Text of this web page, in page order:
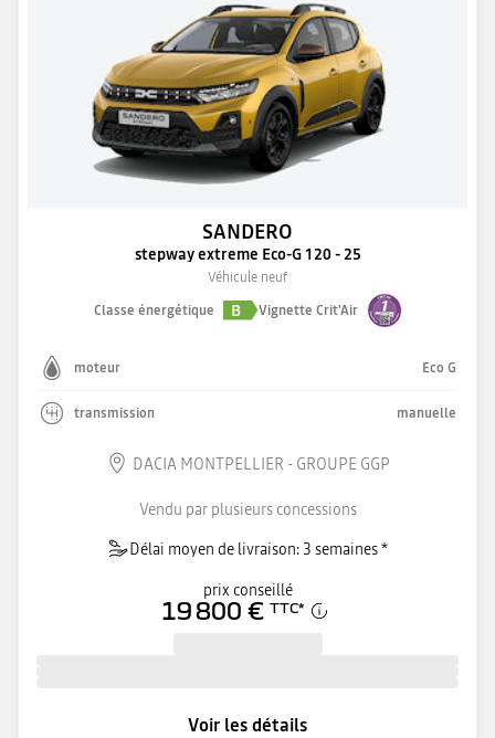
SANDERO
stepway extreme Eco-G 120 - 25
Véhicule neuf
Classe énergétique
B Vignette Crit'Air
moteur Eco G
transmission manuelle
DACIA MONTPELLIER - GROUPE GGP
Vendu par plusieurs concessions
Délai moyen de livraison: 3 semaines *
prix conseillé
19 800 € TTC*
Voir les détails